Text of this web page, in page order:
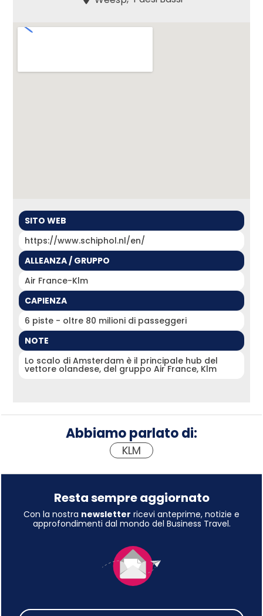
SITO WEB
https://www.schiphol.nl/en/
ALLEANZA / GRUPPO
Air France-Klm
CAPIENZA
6 piste - oltre 80 milioni di passeggeri
NOTE
Lo scalo di Amsterdam è il principale hub del
vettore olandese, del gruppo Air France, Klm
Abbiamo parlato di:
KLM
Resta sempre aggiornato
Con la nostra newsletter ricevi anteprime, notizie e
approfondimenti dal mondo del Business Travel.